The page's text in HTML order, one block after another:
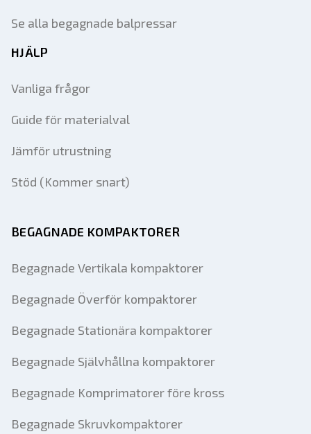
Se alla begagnade balpressar
HJÄLP
Vanliga frågor
Guide för materialval
Jämför utrustning
Stöd (Kommer snart)
BEGAGNADE KOMPAKTORER
Begagnade Vertikala kompaktorer
Begagnade Överför kompaktorer
Begagnade Stationära kompaktorer
Begagnade Självhållna kompaktorer
Begagnade Komprimatorer före kross
Begagnade Skruvkompaktorer